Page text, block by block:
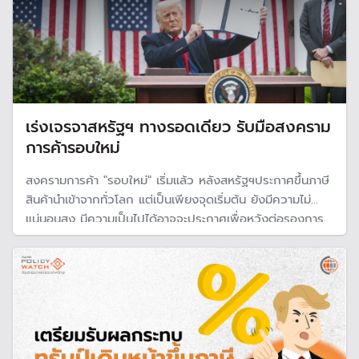
เร่งเจรจาสหรัฐฯ ทางรอดเดียว รับมือสงคราม
การค้ารอบใหม่
สงครามการค้า "รอบใหม่" เริ่มแล้ว หลังสหรัฐฯประกาศขึ้นภาษี
สินค้านำเข้าจากทั่วโลก แต่เป็นเพียงจุดเริ่มต้น ยังมีความไม่
แน่นอนสูง มีความเป็นไปได้อาจจะประกาศเพื่อหวังต่อรองการ
ค้า หรือ อาจเพิ่มระดับความเข้มข้นมากขึ้น นักเศรษฐศาสตร์แนะ
ไทยเร่งเจรจา เป็นทางออกทางเดียวที่มี